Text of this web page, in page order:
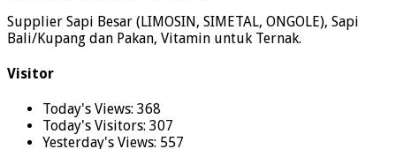
Supplier Sapi Besar (LIMOSIN, SIMETAL, ONGOLE), Sapi
Bali/Kupang dan Pakan, Vitamin untuk Ternak.
Visitor
Today's Views: 368
Today's Visitors: 307
Yesterday's Views: 557